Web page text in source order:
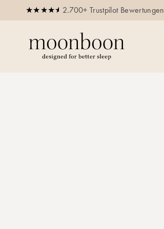
2.700+ Trustpilot Bewertungen
kaufen, später bezahlen